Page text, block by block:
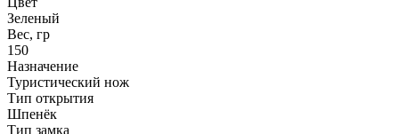
Зеленый
Вес, гр
150
Назначение
Туристический нож
Тип открытия
Шпенёк
Тип замка